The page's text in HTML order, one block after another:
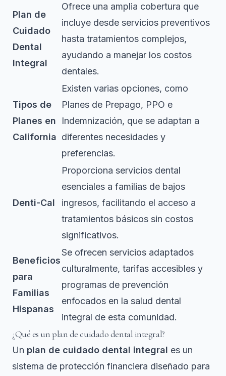
Plan de
Cuidado
Dental
Integral
Ofrece una amplia cobertura que
incluye desde servicios preventivos
hasta tratamientos complejos,
ayudando a manejar los costos
dentales.
Tipos de
Planes en
California
Existen varias opciones, como
Planes de Prepago, PPO e
Indemnización, que se adaptan a
diferentes necesidades y
preferencias.
Denti-Cal
Proporciona servicios dental
esenciales a familias de bajos
ingresos, facilitando el acceso a
tratamientos básicos sin costos
significativos.
Beneficios
para
Familias
Hispanas
Se ofrecen servicios adaptados
culturalmente, tarifas accesibles y
programas de prevención
enfocados en la salud dental
integral de esta comunidad.
¿Qué es un plan de cuidado dental integral?
Un plan de cuidado dental integral es un
sistema de protección financiera diseñado para